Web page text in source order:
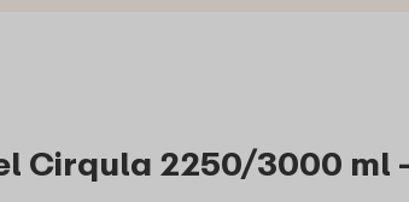
Cirqula 2250/3000 ml -